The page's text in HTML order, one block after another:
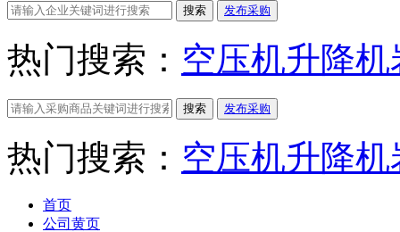
搜索 发布采购
热门搜索： 空压机升降机
搜索 发布采购
热门搜索： 空压机升降机
首页
公司黄页